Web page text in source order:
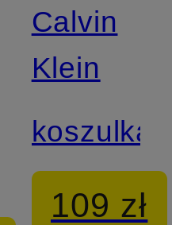
Calvin
Klein
koszulka
109 zł